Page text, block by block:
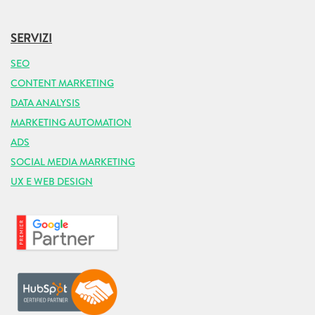
SERVIZI
SEO
CONTENT MARKETING
DATA ANALYSIS
MARKETING AUTOMATION
ADS
SOCIAL MEDIA MARKETING
UX E WEB DESIGN